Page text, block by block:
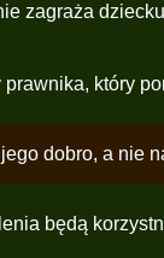
zagraża
który
dobro, a nie
będą